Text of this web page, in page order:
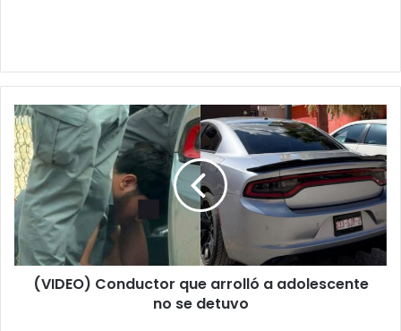
(VIDEO)
Conductor
que
arrolló
a
adolescente
no
se
detuvo
(VIDEO) Conductor que arrolló a adolescente
no se detuvo